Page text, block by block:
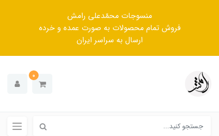
منسوجات محمّدعلی رامش
فروش تمام محصولات به صورت عمده و خرده
ارسال به سراسر ایران
0